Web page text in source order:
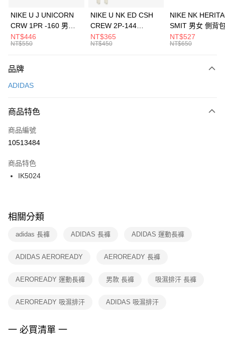
元大商業銀行
台灣樂天信用卡公司
全盈+PAY
AFTEE先享後付
【關於「AFTEE先享後付」】
便利好安心！
３．安心：先確認商品／服務後，再付款。
【「AFTEE先享後付」結帳流程】
１．於結帳方式選擇「AFTEE先享後付」後，將跳轉至「AFTEE先享後付」
２．訂單成立數日內，您將收到繳費通知簡訊。
３．收到繳費通知簡訊後14天內，點擊此簡訊中的連結，可透過四大超商／
ATM／網路銀行／等多元方式進行付款，方視為交易完成。
※ 交易是否成功請以「AFTEE先享後付 」之結帳頁面顯示為準，若有關於
是否繳費成功／繳費後需取消欲退款等相關疑問，請聯繫「AFTEE先享後付
客戶支援中心」
https://netprotections.freshdesk.com/support/home
１．透過由恩沛科技股份有限公司提供之「AFTEE先享後付」服務完成之交
權轉讓予恩沛科技股份有限公司。
３．未成年的使用者請事先徵得法定代理人或監護人之同意方可使用
４．使用「AFTEE先享後付」時，將依據個別帳號之用戶狀況，依本公司即
運送方式
每筆NT$100，滿NT$1,500(含以上)免運費
宅配
每筆NT$100，滿NT$1,500(含以上)免運費
付款後門市自取
每筆NT$100，滿NT$1,500(含以上)免運費
NIKE U J UNICORN
CRW 1PR -160 男女
中統襪 FZ3393100
NT$446
NT$550
NIKE U NK ED CSH
CREW 2P-144
EMBRDY 男女 短統襪
FZ3073133
NT$365
NT$450
NIKE NK
SMIT 男女 側背
BA5871010
NT$527
NT$650
品牌
ADIDAS
商品特色
商品編號
10513484
商品特色
IK5024
相關分類
adidas 長褲 ADIDAS 長褲 ADIDAS 運動長褲
ADIDAS AEROREADY AEROREADY 長褲
AEROREADY 運動長褲 男款 長褲 吸濕排汗 長褲
AEROREADY 吸濕排汗 ADIDAS 吸濕排汗
一 必買清單 一